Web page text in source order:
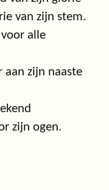
van zijn stem.
voor alle
aan zijn naaste
zijn ogen.